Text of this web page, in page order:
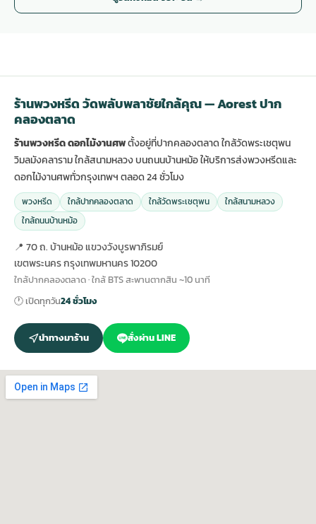
ร้านพวงหรีด วัดพลับพลาชัยใกล้คุณ — Aorest ปาก
คลองตลาด
ร้านพวงหรีด ดอกไม้งานศพตั้งอยู่ที่ปากคลองตลาด ใกล้วัดพระเชตุพน
วิมลมังคลาราม ใกล้สนามหลวง บนถนนบ้านหม้อ ให้บริการส่งพวงหรีดและ
ดอกไม้งานศพทั่วกรุงเทพฯ ตลอด 24 ชั่วโมง
พวงหรีด ใกล้ปากคลองตลาด ใกล้วัดพระเชตุพน
ใกล้สนามหลวง
ใกล้ถนนบ้านหม้อ
📍 70 ถ. บ้านหม้อ แขวงวังบูรพาภิรมย์
เขตพระนคร กรุงเทพมหานคร 10200
ใกล้ปากคลองตลาด · ใกล้ BTS สะพานตากสิน ~10 นาที
🕐 เปิดทุกวัน24 ชั่วโมง
นำทางมาร้าน สั่งผ่าน LINE